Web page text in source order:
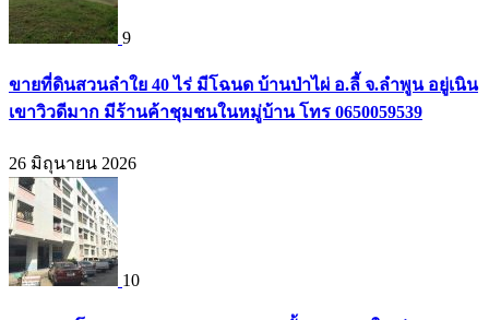
9
ขายที่ดินสวนลำใย 40 ไร่ มีโฉนด บ้านป่าไผ่ อ.ลี้ จ.ลำพูน อยู่เนิน
เขาวิวดีมาก มีร้านค้าชุมชนในหมู่บ้าน โทร 0650059539
26 มิถุนายน 2026
10